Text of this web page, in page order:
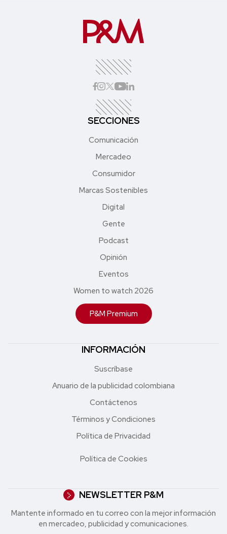
SECCIONES
Comunicación
Mercadeo
Consumidor
Marcas Sostenibles
Digital
Gente
Podcast
Opinión
Eventos
Women to watch 2026
P&M Premium
INFORMACIÓN
Suscríbase
Anuario de la publicidad colombiana
Contáctenos
Términos y Condiciones
Política de Privacidad
Política de Cookies
NEWSLETTER P&M
Mantente informado en tu correo con la mejor in formación
en mercadeo, publicidad y comunicaciones.